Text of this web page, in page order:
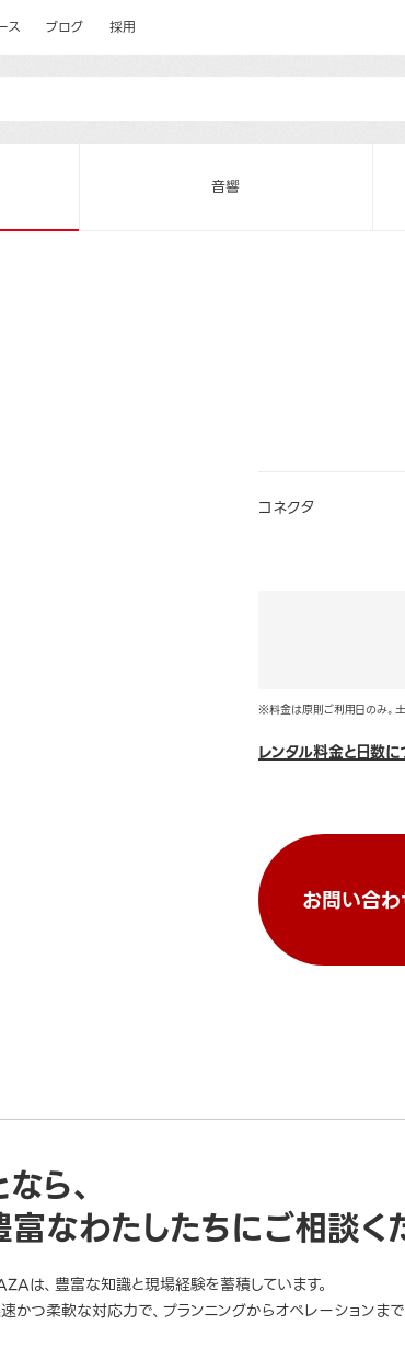
ス ブログ 採用
音響
コネクタ
※料金は原則ご利用日のみ。
レンタル料金と日数
お問い合わ
ら、
なわたしたちにご相談く
は、豊富な知識と現場経験を蓄積しています。
つ柔軟な対応力で、プランニングからオペレーションまで